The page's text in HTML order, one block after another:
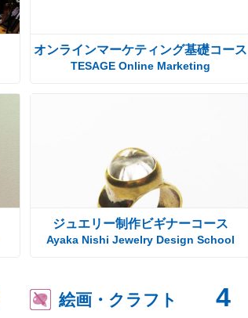
オンラインマーケティング基礎コース
TESAGE Online Marketing
ジュエリー制作ビギナーコース
Ayaka Nishi Jewelry Design School
絵画・クラフト 4